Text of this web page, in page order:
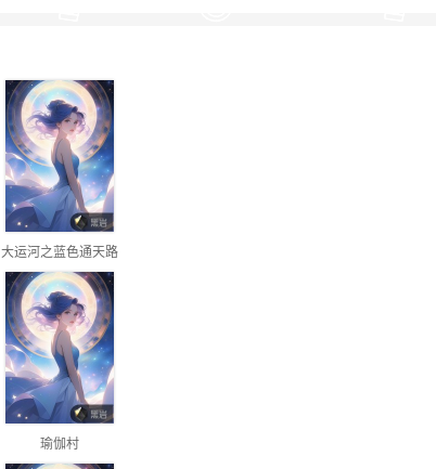
大运河之蓝色通天路
瑜伽村